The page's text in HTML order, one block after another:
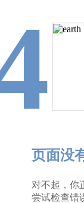
页面没
对不起，你
尝试检查